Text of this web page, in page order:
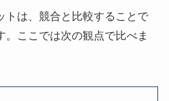
トは、競合と比較することで
。ここでは次の観点で比べま